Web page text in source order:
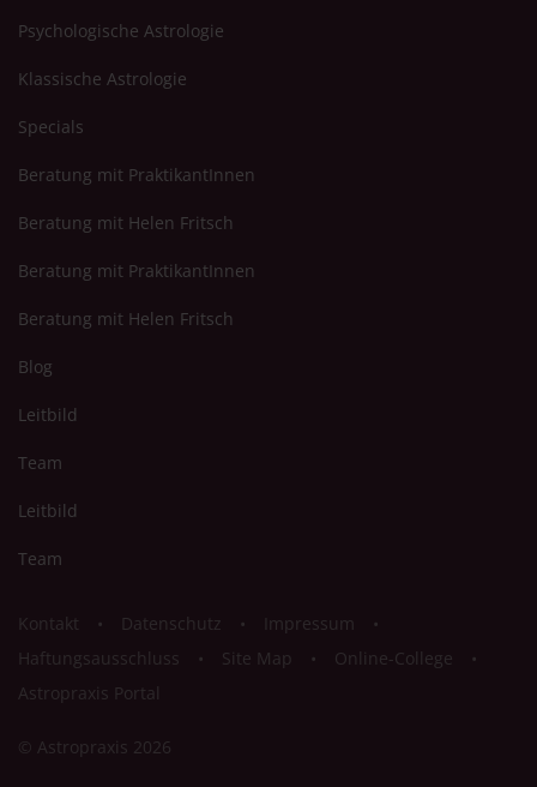
Psychologische Astrologie
Klassische Astrologie
Specials
Beratung mit PraktikantInnen
Beratung mit Helen Fritsch
Beratung mit PraktikantInnen
Beratung mit Helen Fritsch
Blog
Leitbild
Team
Leitbild
Team
© Astropraxis 2026
Kontakt Datenschutz
Impressum
Haftungsausschluss
Site Map
Online-College
Astropraxis Portal